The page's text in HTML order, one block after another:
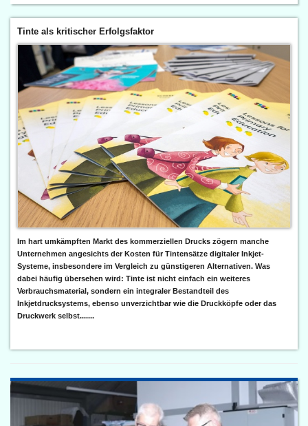
Tinte als kritischer Erfolgsfaktor
Im hart umkämpften Markt des kommerziellen Drucks zögern manche
Unternehmen angesichts der Kosten für Tintensätze digitaler Inkjet-
Systeme, insbesondere im Vergleich zu günstigeren Alternativen. Was
dabei häufig übersehen wird: Tinte ist nicht einfach ein weiteres
Verbrauchsmaterial, sondern ein integraler Bestandteil des
Inkjetdrucksystems, ebenso unverzichtbar wie die Druckköpfe oder das
Druckwerk selbst.......